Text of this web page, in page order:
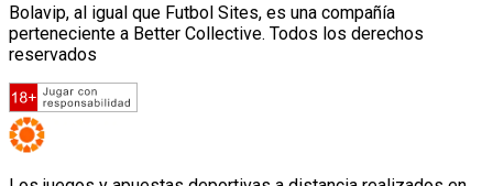
Bolavip, al igual que Futbol Sites, es una compañía
perteneciente a Better Collective. Todos los derechos
reservados